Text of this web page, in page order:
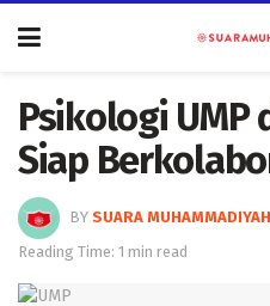
Psikologi UMP
Siap
BY SUARA MUHAMMADIYAH
Reading Time: 1 min read